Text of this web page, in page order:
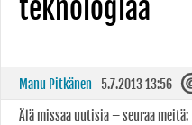
teknologiaa
Manu Pitkänen 5.7.2013 13:56
Älä missaa uutisia – seuraa meitä: